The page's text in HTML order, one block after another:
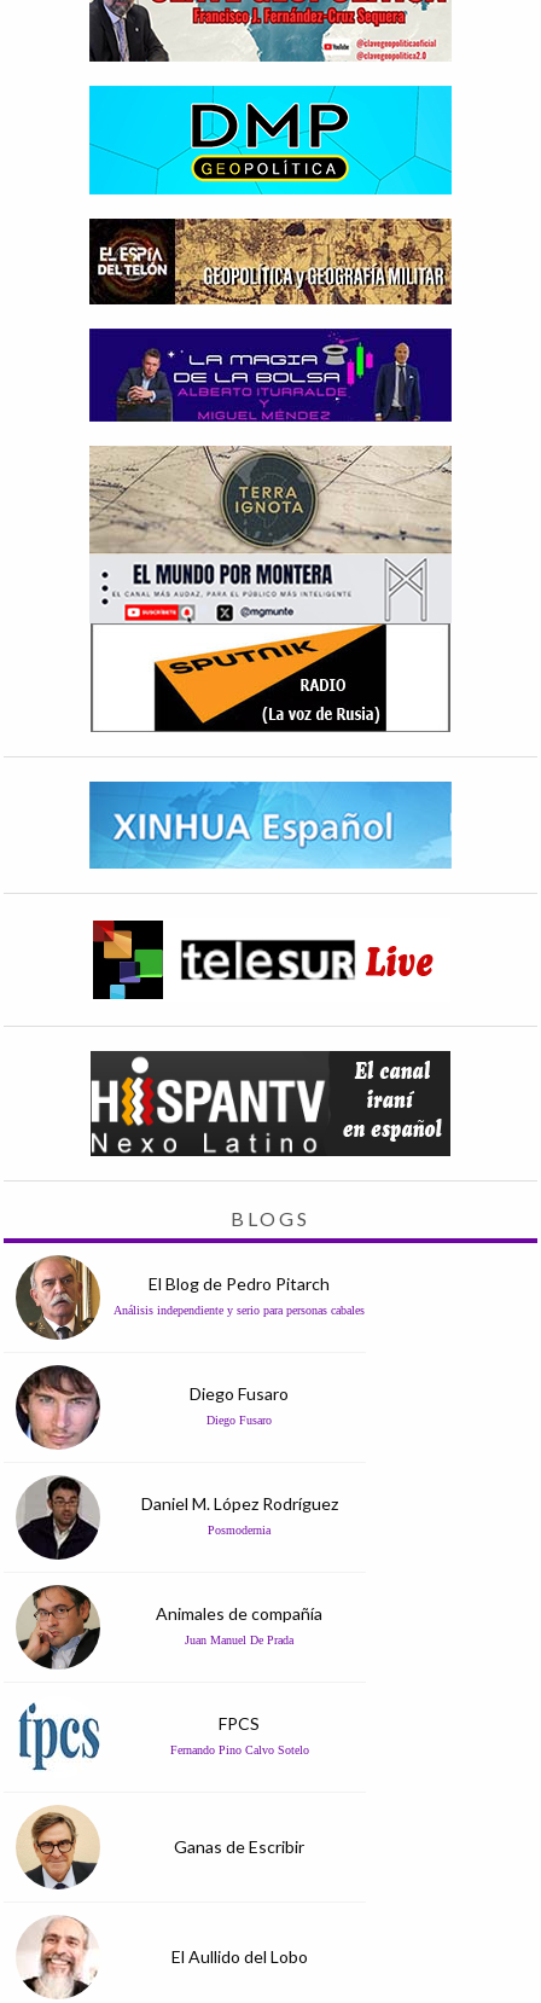
BLOGS
El Blog de Pedro Pitarch
Análisis independiente y serio para personas cabales
Diego Fusaro
Diego Fusaro
Daniel M. López Rodríguez
Posmodernia
Animales de compañía
Juan Manuel De Prada
FPCS
Fernando Pino Calvo Sotelo
Ganas de Escribir
El Aullido del Lobo